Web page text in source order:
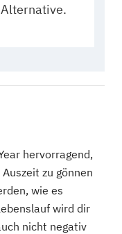
hervorragend,
zu gönnen
wie es
wird dir
nicht negativ